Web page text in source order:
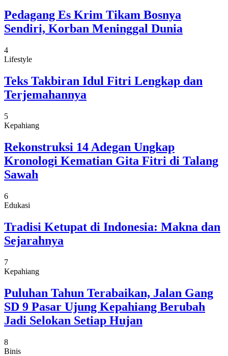
Pedagang Es Krim Tikam Bosnya
Sendiri, Korban Meninggal Dunia
4
Lifestyle
Teks Takbiran Idul Fitri Lengkap dan
Terjemahannya
5
Kepahiang
Rekonstruksi 14 Adegan Ungkap
Kronologi Kematian Gita Fitri di Talang
Sawah
6
Edukasi
Tradisi Ketupat di Indonesia: Makna dan
Sejarahnya
7
Kepahiang
Puluhan Tahun Terabaikan, Jalan Gang
SD 9 Pasar Ujung Kepahiang Berubah
Jadi Selokan Setiap Hujan
8
Binis